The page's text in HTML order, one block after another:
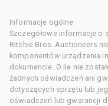
Informacje ogólne
Szczegółowe informacje o
Ritchie Bros. Auctioneers
komponentów urządzenia
dokumencie. O ile nie
żadnych oświadczeń ani
dotyczących sprzętu lub
oświadczeń lub gwarancji